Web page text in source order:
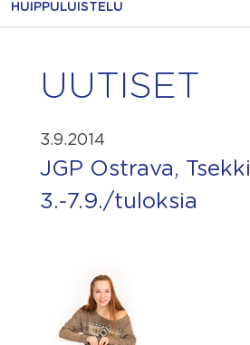
HUIPPULUISTELU
UUTISET
3.9.2014
JGP Ostrava, Tsekki
3.-7.9./tuloksia